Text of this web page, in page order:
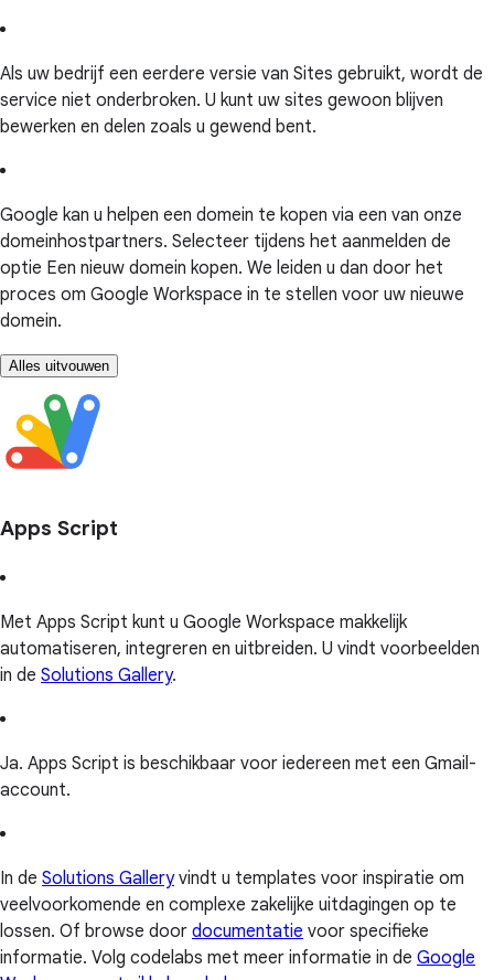
Als uw bedrijf een eerdere versie van Sites gebruikt, wordt de
service niet onderbroken. U kunt uw sites gewoon blijven
bewerken en delen zoals u gewend bent.
Google kan u helpen een domein te kopen via een van onze
domeinhostpartners. Selecteer tijdens het aanmelden de
optie Een nieuw domein kopen. We leiden u dan door het
proces om Google Workspace in te stellen voor uw nieuwe
domein.
Alles uitvouwen
Apps Script
Met Apps Script kunt u Google Workspace makkelijk
automatiseren, integreren en uitbreiden. U vindt voorbeelden
in de Solutions Gallery.
Ja. Apps Script is beschikbaar voor iedereen met een Gmail-
account.
In de Solutions Galleryvindt u templates voor inspiratie om
veelvoorkomende en complexe zakelijke uitdagingen op te
lossen. Of browse door documentatie voor specifieke
informatie. Volg codelabs met meer informatie in de Google